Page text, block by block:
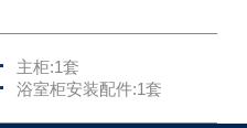
主柜:1套
浴室柜安装配件:1套